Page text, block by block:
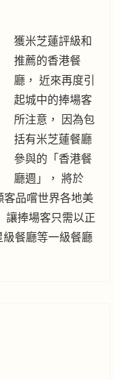
獲米芝蓮評級和
推薦的香港餐
廳， 近來再度引
起城中的捧場客
所注意， 因為包
括有米芝蓮餐廳
參與的「香港餐
廳週」， 將於
客品嚐世界各地美
讓捧場客只需以正
餐廳等一級餐廳